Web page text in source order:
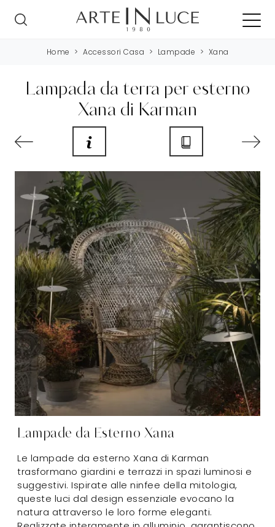
Home > Accessori Casa > Lampade > Xana
Lampada da terra per esterno
Xana di Karman
Lampade da Esterno Xana
Le lampade da esterno Xana di Karman
trasformano giardini e terrazzi in spazi luminosi e
suggestivi. Ispirate alle ninfee della mitologia,
queste luci dal design essenziale evocano la
natura attraverso le loro forme eleganti.